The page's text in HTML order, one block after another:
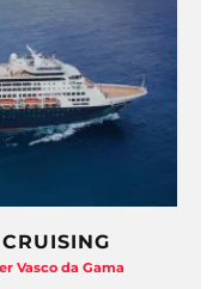
Vasco da Gama